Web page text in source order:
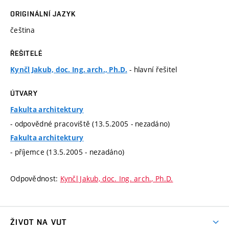
ORIGINÁLNÍ JAZYK
čeština
ŘEŠITELÉ
Kynčl Jakub, doc. Ing. arch., Ph.D. - hlavní řešitel
ÚTVARY
Fakulta architektury
- odpovědné pracoviště (13.5.2005 - nezadáno)
Fakulta architektury
- příjemce (13.5.2005 - nezadáno)
Odpovědnost: Kynčl Jakub, doc. Ing. arch., Ph.D.
ŽIVOT NA VUT